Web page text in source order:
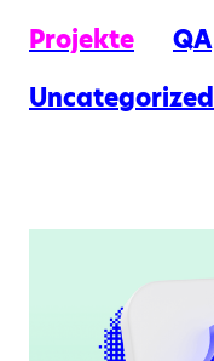
Projekte
QA
Uncategorized